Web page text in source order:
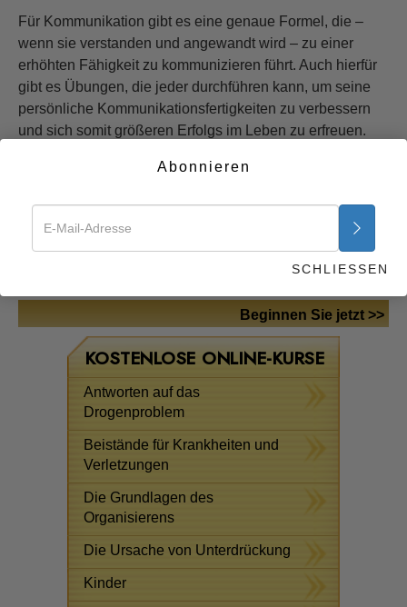
Für Kommunikation gibt es eine genaue Formel, die –
wenn sie verstanden und angewandt wird – zu einer
erhöhten Fähigkeit zu kommunizieren führt. Auch hierfür
gibt es Übungen, die jeder durchführen kann, um seine
persönliche Kommunikationsfertigkeiten zu verbessern
und sich somit größeren Erfolgs im Leben zu erfreuen.
Zusammenbruchs der Kommunikation
Beginnen Sie jetzt >>
KOSTENLOSE ONLINE-KURSE
Antworten auf das
Drogenproblem
Beistände für Krankheiten und
Verletzungen
Die Grundlagen des
Organisierens
Die Ursache von Unterdrückung
Kinder
Abonnieren
SCHLIESSEN